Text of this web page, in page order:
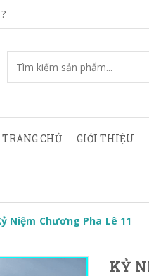
TRANG CHỦ GIỚI THIỆU
Niệm Chương Pha Lê 11
KỶ